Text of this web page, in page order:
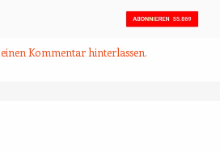
einen Kommentar hinterlassen.